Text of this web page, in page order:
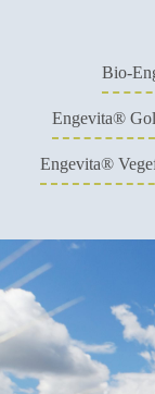
Bio-
Engevita®
Engevita®